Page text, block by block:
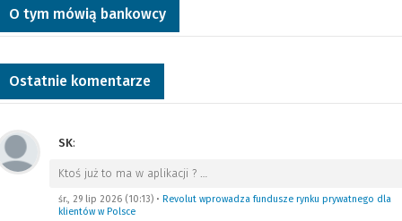
O tym mówią bankowcy
Ostatnie komentarze
SK:
Ktoś już to ma w aplikacji ? …
śr., 29 lip 2026 (10:13) • Revolut wprowadza fundusze rynku prywatnego dla
klientów w Polsce